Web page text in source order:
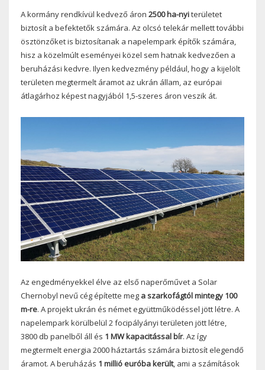
A kormány rendkívül kedvező áron 2500 ha-nyiterületet
biztosít a befektetők számára. Az olcsó telekár mellett további
ösztönzőket is biztosítanak a napelempark építők számára,
hisz a közelmúlt eseményei közel sem hatnak kedvezően a
beruházási kedvre. Ilyen kedvezmény például, hogy a kijelölt
területen megtermelt áramot az ukrán állam, az európai
átlagárhoz képest nagyjából 1,5-szeres áron veszik át.
Az engedményekkel élve az első naperőművet a Solar
Chernobyl nevű cég építette meg a szarkofágtól mintegy 100
m-re. A projekt ukrán és német együttműködéssel jött létre. A
napelempark körülbelül 2 focipályányi területen jött létre,
3800 db panelből áll és 1 MW kapacitással bír. Az így
megtermelt energia 2000 háztartás számára biztosít elegendő
áramot. A beruházás 1 millió euróba került, ami a számítások